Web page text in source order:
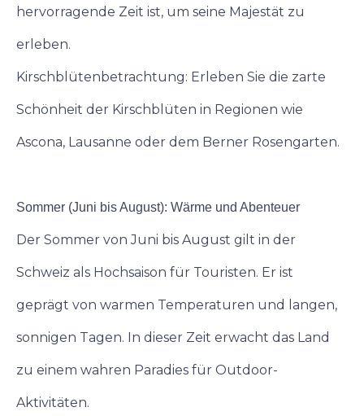
hervorragende Zeit ist, um seine Majestät zu
erleben.
Kirschblütenbetrachtung: Erleben Sie die zarte
Schönheit der Kirschblüten in Regionen wie
Ascona, Lausanne oder dem Berner Rosengarten.
Sommer (Juni bis August): Wärme und Abenteuer
Der Sommer von Juni bis August gilt in der
Schweiz als Hochsaison für Touristen. Er ist
geprägt von warmen Temperaturen und langen,
sonnigen Tagen. In dieser Zeit erwacht das Land
zu einem wahren Paradies für Outdoor-
Aktivitäten.